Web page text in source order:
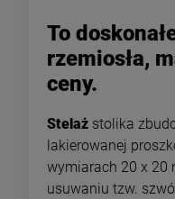
To
rzemiosła,
ceny.
Stelaż stolika
lakierowanej
wymiarach 20 x 20
usuwaniu tzw.